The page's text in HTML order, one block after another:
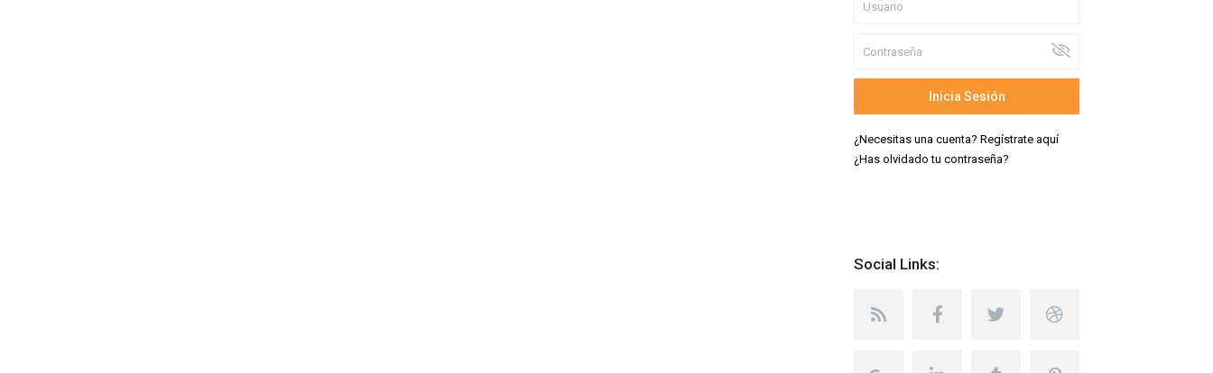
Inicia Sesión
¿Necesitas una cuenta? Regístrate aquí
¿Has olvidado tu contraseña?
Social Links: